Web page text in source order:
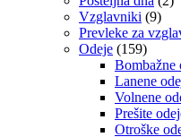
Vzglavniki (9)
Prevleke za
Odeje (159)
Bombažne
Lanene
Volnene
Prešite
Otroške